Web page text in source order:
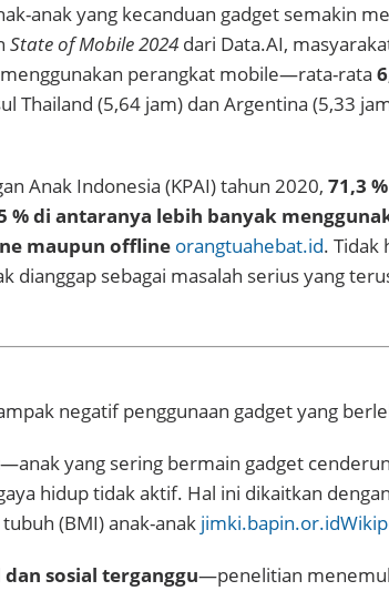
anak yang kecanduan gadget semakin
State of Mobile 2024 dari Data.AI,
perangkat mobile—rata-rata
Thailand (5,64 jam) dan Argentina (5,33
Anak Indonesia (KPAI) tahun 2020, 71,3
% di antaranya lebih banyak
maupun offline orangtuahebat.id. Tidak
dianggap sebagai masalah serius yang
negatif penggunaan gadget yang
—anak yang sering bermain gadget
hidup tidak aktif. Hal ini dikaitkan dengan
(BMI) anak-anak jimki.bapin.or.id
sosial terganggu—penelitian